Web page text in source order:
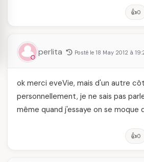
👍0
perlita Posté le 18 May 2012 à
ok merci eveVie, mais d'un autre
personnellement, je ne sais pas
même quand j'essaye on se moque
👍0